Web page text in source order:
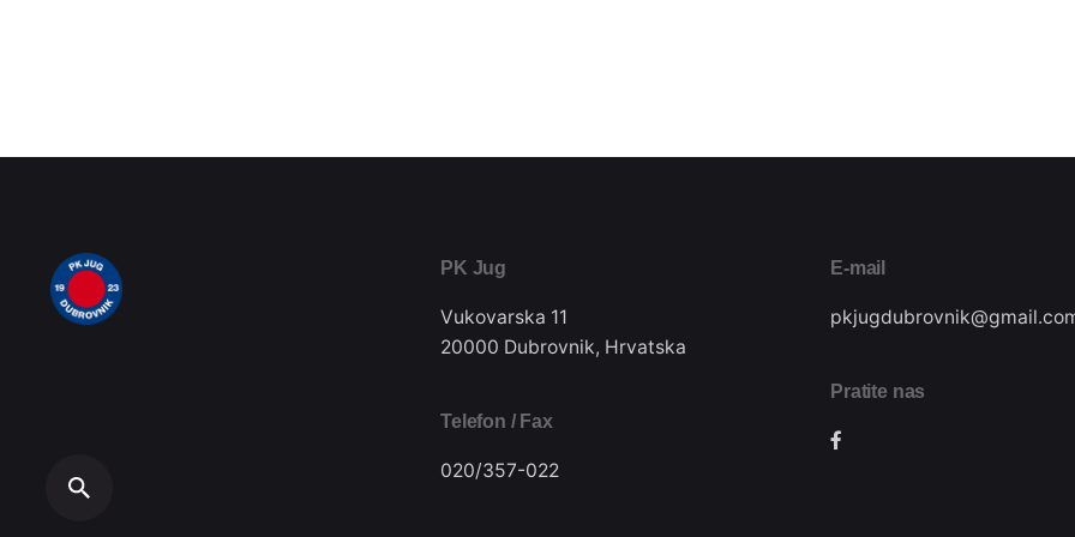
PK Jug
Vukovarska 11
20000 Dubrovnik, Hrvatska
Telefon / Fax
020/357-022
E-mail
Pratite nas